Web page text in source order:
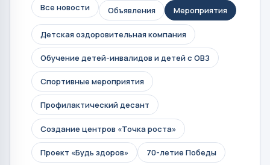
Все новости Объявления Мероприятия
Детская оздоровительная компания
Обучение детей-инвалидов и детей с ОВЗ
Спортивные мероприятия
Профилактический десант
Создание центров «Точка роста»
Проект «Будь здоров» 70-летие Победы